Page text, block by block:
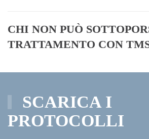
CHI NON PUÒ
TRATTAMENTO CON
SCARICA I
PROTOCOLLI